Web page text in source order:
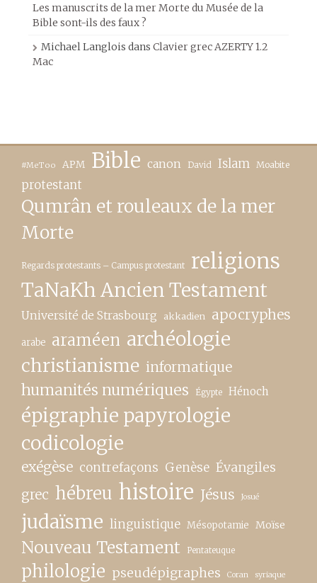
Les manuscrits de la mer Morte du Musée de la
Bible sont-ils des faux ?
Michael Langlois dans Clavier grec AZERTY 1.2
Mac
#MeToo APM Bible canon David Islam Moabite
protestant
Qumrân et rouleaux de la mer
Morte
Regards protestants – Campus protestant religions
TaNaKh Ancien Testament
Université de Strasbourg akkadien apocryphes
arabe araméen archéologie
christianisme informatique
humanités numériques Égypte Hénoch
épigraphie papyrologie
codicologie
exégèse contrefaçons Genèse Évangiles
grec hébreu histoire Jésus Josué
judaïsme linguistique Mésopotamie Moïse
Nouveau Testament Pentateuque
philologie pseudépigraphes Coran syriaque